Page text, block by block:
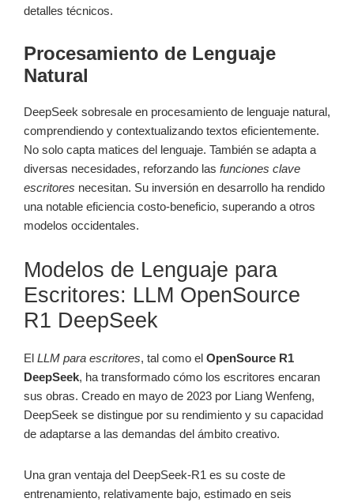
detalles técnicos.
Procesamiento de Lenguaje
Natural
DeepSeek sobresale en procesamiento de lenguaje natural,
comprendiendo y contextualizando textos eficientemente.
No solo capta matices del lenguaje. También se adapta a
diversas necesidades, reforzando las funciones clave
escritores necesitan. Su inversión en desarrollo ha rendido
una notable eficiencia costo-beneficio, superando a otros
modelos occidentales.
Modelos de Lenguaje para
Escritores: LLM OpenSource
R1 DeepSeek
El LLM para escritores, tal como el OpenSource R1
DeepSeek, ha transformado cómo los escritores encaran
sus obras. Creado en mayo de 2023 por Liang Wenfeng,
DeepSeek se distingue por su rendimiento y su capacidad
de adaptarse a las demandas del ámbito creativo.
Una gran ventaja del DeepSeek-R1 es su coste de
entrenamiento, relativamente bajo, estimado en seis